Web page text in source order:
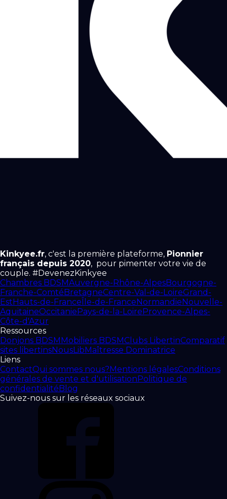
Kinkyee.fr, c'est la première plateforme, Pionnier
français depuis 2020, pour pimenter votre vie de
couple. #DevenezKinkyee
Chambres BDSMAuvergne-Rhône-AlpesBourgogne-
Franche-ComtéBretagneCentre-Val-de-LoireGrand-
EstHauts-de-FranceÎle-de-FranceNormandieNouvelle-
AquitaineOccitaniePays-de-la-LoireProvence-Alpes-
Côte-d'Azur
Ressources
Donjons BDSMMobiliers BDSMClubs LibertinComparatif
sites libertinsNousLibMaîtresse Dominatrice
Liens
ContactQui sommes nous?Mentions légalesConditions
générales de vente et d'utilisationPolitique de
confidentialitéBlog
Suivez-nous sur les réseaux sociaux